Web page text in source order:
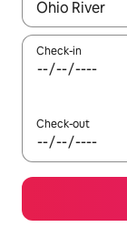
Wenn
Check-in
Check-out